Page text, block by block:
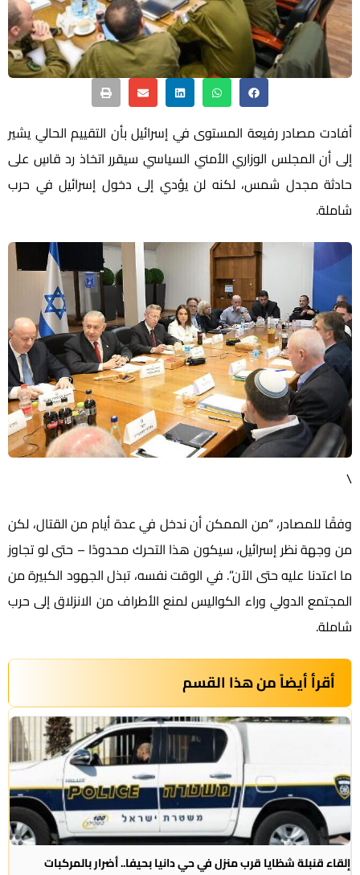
أفادت مصادر رفيعة المستوى في إسرائيل بأن التقييم الحالي يشير
إلى أن المجلس الوزاري الأمني السياسي سيقرر اتخاذ رد قاسٍ على
حادثة مجدل شمس، لكنه لن يؤدي إلى دخول إسرائيل في حرب
شاملة.
وفقًا للمصادر، “من الممكن أن ندخل في عدة أيام من القتال، لكن
من وجهة نظر إسرائيل، سيكون هذا التحرك محدودًا – حتى لو تجاوز
ما اعتدنا عليه حتى الآن”. في الوقت نفسه، تبذل الجهود الكبيرة من
المجتمع الدولي وراء الكواليس لمنع الأطراف من الانزلاق إلى حرب
شاملة.
أقرأ أيضاً من هذا القسم
إلقاء قنبلة شظايا قرب منزل في حي دانيا بحيفا.. أضرار بالمركبات